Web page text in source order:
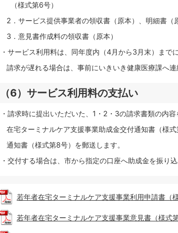
（様式第6号）
2．サービス提供事業者の領収書（原本）、明細書（
3．意見書作成料の領収書（原本）
・サービス利用料は、同年度内（4月から3月末）まで
請求が遅れる場合は、事前にいきいき健康医療課へ連
（6）サービス利用料の支払い
・請求時に提出いただいた、1・2・3の請求書類の内
在宅ターミナルケア支援事業助成金交付通知書（様式
通知書（様式第8号）を郵送します。
・交付する場合は、市から指定の口座へ助成金を振り込
若年者在宅ターミナルケア支援事業利用申請書（
若年者在宅ターミナルケア支援事業意見書（様式